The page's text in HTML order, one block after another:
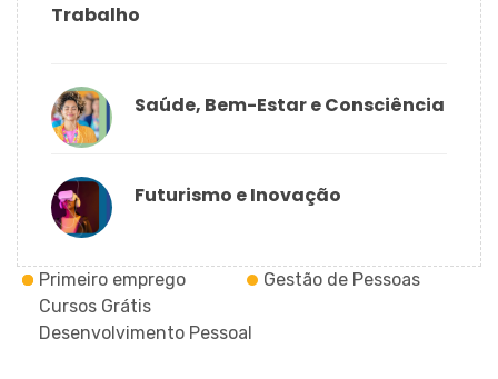
Trabalho
Saúde, Bem-Estar e Consciência
Futurismo e Inovação
Primeiro emprego
Gestão de Pessoas
Cursos Grátis
Desenvolvimento Pessoal